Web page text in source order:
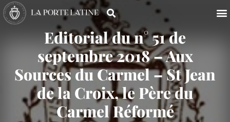
Editorial du n° 51 de
septembre 2018 – Aux
Sources du Carmel – St Jean
de la Croix, le Père du
Carmel Réformé